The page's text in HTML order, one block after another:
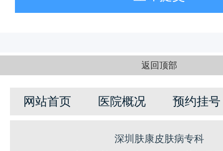
返回顶部
网站首页 医院概况 预约挂号
深圳肤康皮肤病专科